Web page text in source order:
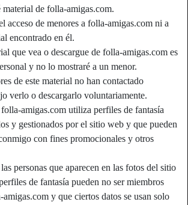
de folla-amigas.com.
acceso de menores a folla-amigas.com ni a
encontrado en él.
que vea o descargue de folla-amigas.com es
y no lo mostraré a un menor.
de este material no han contactado
verlo o descargarlo voluntariamente.
amigas.com utiliza perfiles de fantasía
y gestionados por el sitio web y que pueden
con fines promocionales y otros
personas que aparecen en las fotos del sitio
de fantasía pueden no ser miembros
amigas.com y que ciertos datos se usan solo
BitchyEdith
38
España
Alicante